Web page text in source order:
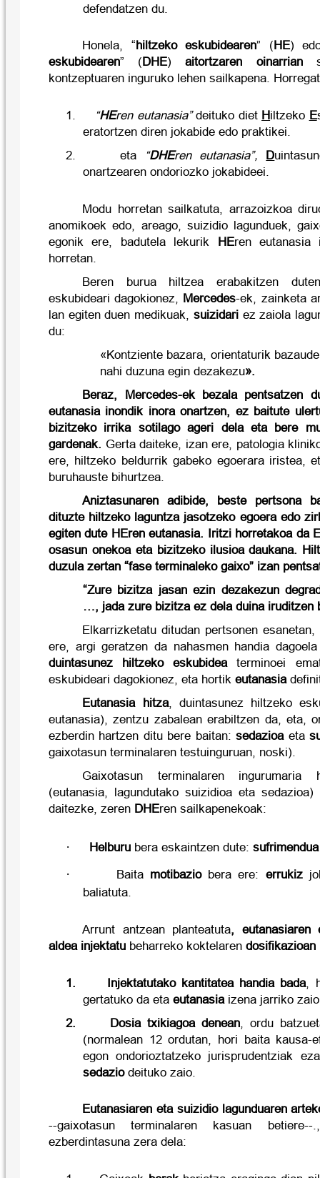
defendatzen du.
Honela, “ hiltzeko eskubidearen” ( HE)
eskubidearen” ( DHE)aitortzaren oinarrian
kontzeptuaren inguruko lehen sailkapena.
1. “HEren eutanasia”deituko diet Hiltzeko E
eratortzen diren jokabide edo praktikei.
2.
eta “DHEren eutanasia”, D
onartzearen ondoriozko jokabideei.
Modu horretan sailkatuta, arrazoizkoa
anomikoek edo, areago, suizidio lagunduek,
egonik ere, badutela lekurik HEren eutanasia
horretan.
Beren burua hiltzea erabakitzen
eskubideari dagokionez, Mercedes-ek, zainketa
lan egiten duen medikuak, suizidariez zaiola
du:
«Kontziente bazara, orientaturik
nahi duzuna egin dezakezu».
Beraz, Mercedes-ek bezala pentsatzen
eutanasia inondik inora onartzen, ez baitute
bizitzeko irrika sotilago ageri dela eta bere
gardenak. Gerta daiteke, izan ere, patologia
ere, hiltzeko beldurrik gabeko egoerara iristea,
buruhauste bihurtzea.
Aniztasunaren adibide, beste pertsona
dituzte hiltzeko laguntza jasotzeko egoera edo
egiten dute HEren eutanasia. Iritzi horretakoa da
osasun onekoa eta bizitzeko ilusioa daukana.
duzula zertan “fase terminaleko gaixo” izan
“Zure bizitza jasan ezin dezakezun
…, jada zure bizitza ez dela duina iruditzen
Elkarrizketatu ditudan pertsonen
ere, argi geratzen da nahasmen handia
duintasunez hiltzeko eskubidea terminoei
eskubideari dagokionez, eta hortik eutanasia
Eutanasia hitza, duintasunez hiltzeko
eutanasia), zentzu zabalean erabiltzen da, eta,
ezberdin hartzen ditu bere baitan:sedazioa eta
gaixotasun terminalaren testuinguruan, noski).
Gaixotasun terminalaren
(eutanasia, lagundutako suizidioa eta sedazioa)
daitezke, zeren DHEren sailkapenekoak:
· Helburu bera eskaintzen dute:
· Baita motibaziobera ere: errukiz
baliatuta.
Arrunt antzean planteatuta, eutanasiaren
aldea injektatu beharreko koktelaren dosifikazioan
1. Injektatutako kantitatea handia bada ,
gertatuko da eta eutanasia izena jarriko
2.
Dosia txikiagoa denean , ordu
(normalean 12 ordutan, hori baita kausa-
egon ondorioztatzeko jurisprudentziak
sedaziodeituko zaio.
Eutanasiaren eta suizidio lagunduaren
--gaixotasun terminalaren kasuan
ezberdintasuna zera dela: